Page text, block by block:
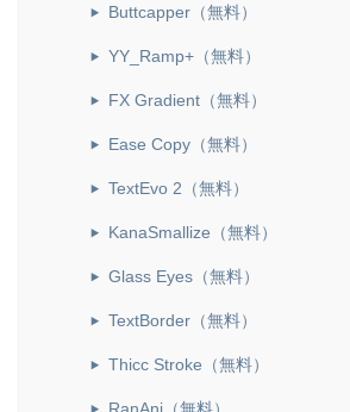
Buttcapper（無料）
YY_Ramp+（無料）
FX Gradient（無料）
Ease Copy（無料）
TextEvo 2（無料）
KanaSmallize（無料）
Glass Eyes（無料）
TextBorder（無料）
Thicc Stroke（無料）